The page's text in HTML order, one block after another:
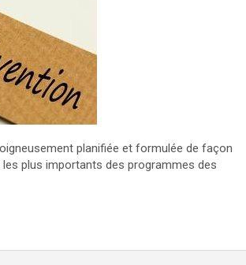
planifiée et formulée de façon
plus importants des programmes des